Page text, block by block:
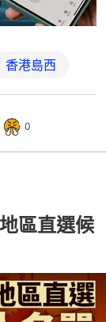
香港島西
0
區直選候